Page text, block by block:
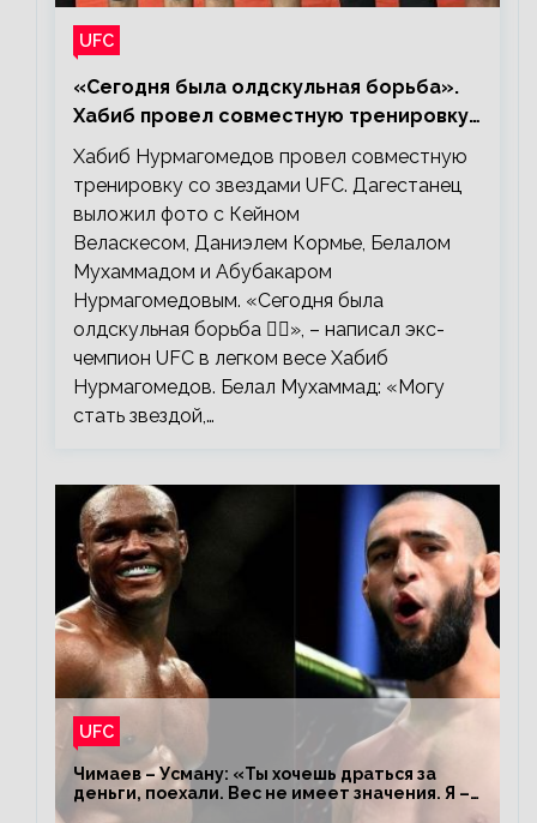
UFC
«Сегодня была олдскульная борьба».
Хабиб провел совместную тренировку
со звездами UFC
Хабиб Нурмагомедов провел совместную
тренировку со звездами UFC. Дагестанец
выложил фото с Кейном
Веласкесом, Даниэлем Кормье, Белалом
Мухаммадом и Абубакаром
Нурмагомедовым. «Сегодня была
олдскульная борьба 🤼‍♂️», – написал экс-
чемпион UFC в легком весе Хабиб
Нурмагомедов. Белал Мухаммад: «Могу
стать звездой,…
UFC
Чимаев – Усману: «Ты хочешь драться за
деньги, поехали. Вес не имеет значения. Я –
король»